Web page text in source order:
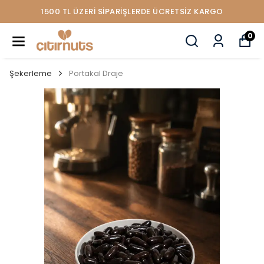
1500 TL ÜZERİ SİPARİŞLERDE ÜCRETSİZ KARGO
0
Şekerleme Portakal Draje